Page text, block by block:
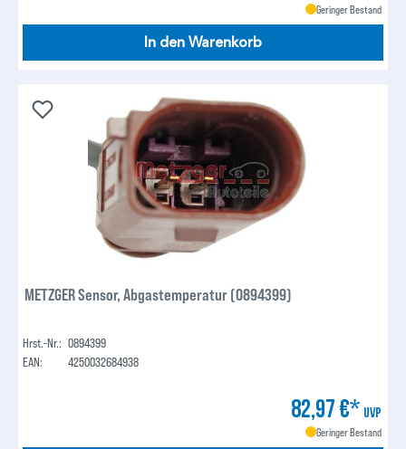
Geringer Bestand
In den Warenkorb
METZGER Sensor, Abgastemperatur (0894399)
Hrst.-Nr.: 0894399
EAN:
4250032684938
82,97 €* UVP
Geringer Bestand